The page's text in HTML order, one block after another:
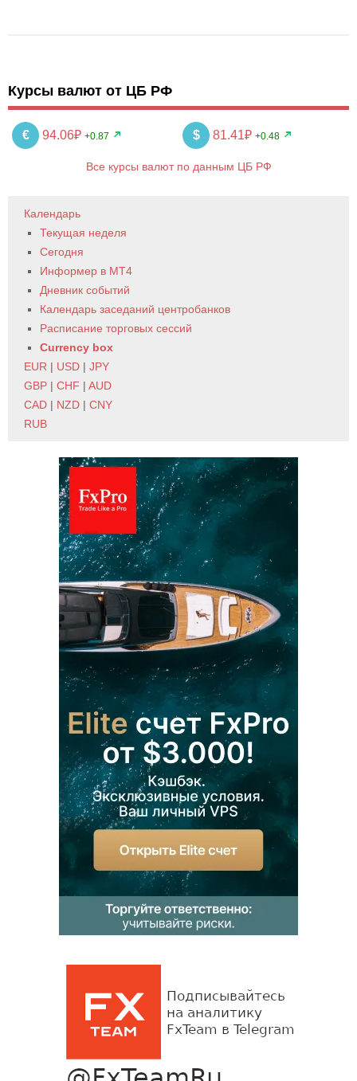
Курсы валют от ЦБ РФ
€ 94.06₽ +0.87 $ 81.41₽ +0.48
Все курсы валют по данным ЦБ РФ
Календарь
Текущая неделя
Сегодня
Информер в MT4
Дневник событий
Календарь заседаний центробанков
Расписание торговых сессий
Currency box
EUR | USD | JPY
GBP | CHF | AUD
CAD | NZD | CNY
RUB